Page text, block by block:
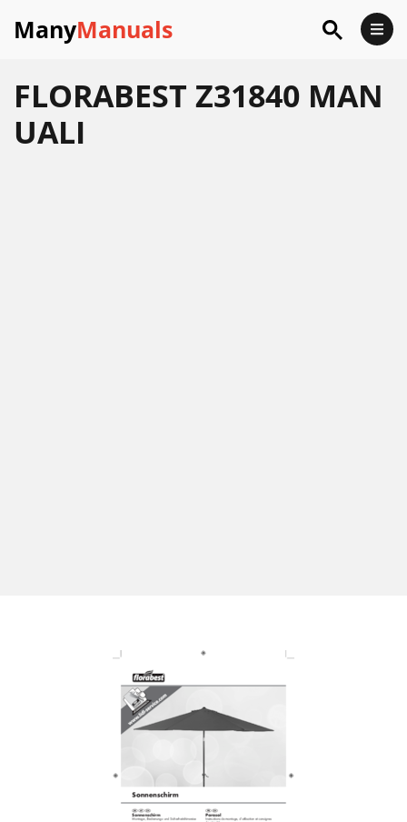
ManyManuals
FLORABEST Z31840 MAN
UALI